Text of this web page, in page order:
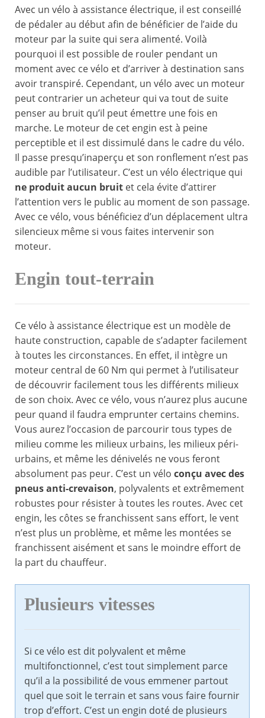
Avec un vélo à assistance électrique, il est conseillé
de pédaler au début afin de bénéficier de l’aide du
moteur par la suite qui sera alimenté. Voilà
pourquoi il est possible de rouler pendant un
moment avec ce vélo et d’arriver à destination sans
avoir transpiré. Cependant, un vélo avec un moteur
peut contrarier un acheteur qui va tout de suite
penser au bruit qu’il peut émettre une fois en
marche. Le moteur de cet engin est à peine
perceptible et il est dissimulé dans le cadre du vélo.
Il passe presqu’inaperçu et son ronflement n’est pas
audible par l’utilisateur. C’est un vélo électrique qui
ne produit aucun bruit et cela évite d’attirer
l’attention vers le public au moment de son passage.
Avec ce vélo, vous bénéficiez d’un déplacement ultra
silencieux même si vous faites intervenir son
moteur.
Engin tout-terrain
Ce vélo à assistance électrique est un modèle de
haute construction, capable de s’adapter facilement
à toutes les circonstances. En effet, il intègre un
moteur central de 60 Nm qui permet à l’utilisateur
de découvrir facilement tous les différents milieux
de son choix. Avec ce vélo, vous n’aurez plus aucune
peur quand il faudra emprunter certains chemins.
Vous aurez l’occasion de parcourir tous types de
milieu comme les milieux urbains, les milieux péri-
urbains, et même les dénivelés ne vous feront
absolument pas peur. C’est un vélo conçu avec des
pneus anti-crevaison, polyvalents et extrêmement
robustes pour résister à toutes les routes. Avec cet
engin, les côtes se franchissent sans effort, le vent
n’est plus un problème, et même les montées se
franchissent aisément et sans le moindre effort de
la part du chauffeur.
Plusieurs vitesses
Si ce vélo est dit polyvalent et même
multifonctionnel, c’est tout simplement parce
qu’il a la possibilité de vous emmener partout
quel que soit le terrain et sans vous faire fournir
trop d’effort. C’est un engin doté de plusieurs